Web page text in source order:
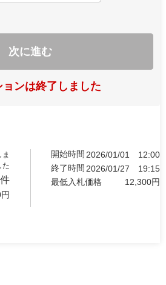
次に進む
ョンは終了しました
た
件
円
開始時間 2026/01/01
12:00
終了時間 2026/01/27
19:15
最低入札価格
12,300円